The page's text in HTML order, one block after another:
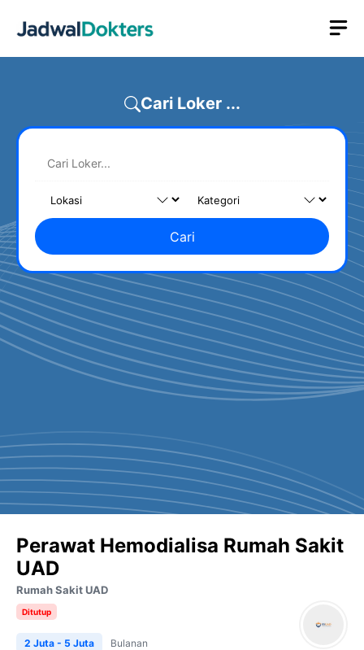
Cari Loker ...
Cari
Perawat Hemodialisa Rumah Sakit
UAD
Rumah Sakit UAD
Ditutup
2 Juta - 5 Juta Bulanan